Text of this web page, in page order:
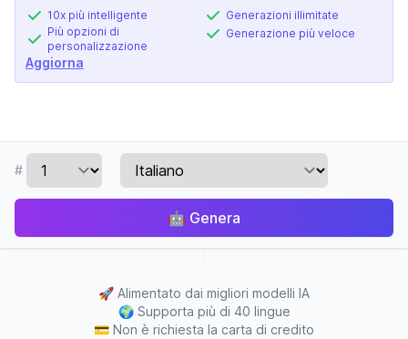
10x più intelligente
Più opzioni di
personalizzazione
Generazioni illimitate
Generazione più veloce
Aggiorna
#
🤖 Genera
🚀 Alimentato dai migliori modelli IA
🌍 Supporta più di 40 lingue
💳 Non è richiesta la carta di credito